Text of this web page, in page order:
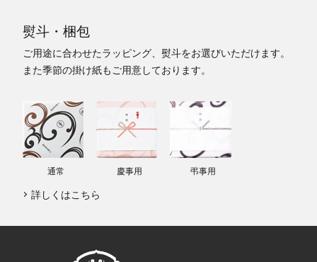
熨斗・梱包
ご用途に合わせたラッピング、熨斗をお選びいただけます。
また季節の掛け紙もご用意しております。
通常 慶事用 弔事用
詳しくはこちら